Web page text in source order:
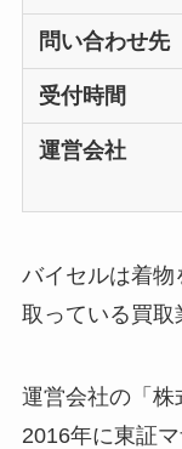
問い合わせ先
受付時間
運営会社
バイセルは着物
取っている買取
運営会社の「株
2016年に東証